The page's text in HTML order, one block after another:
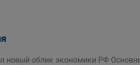
новый облик экономики РФ